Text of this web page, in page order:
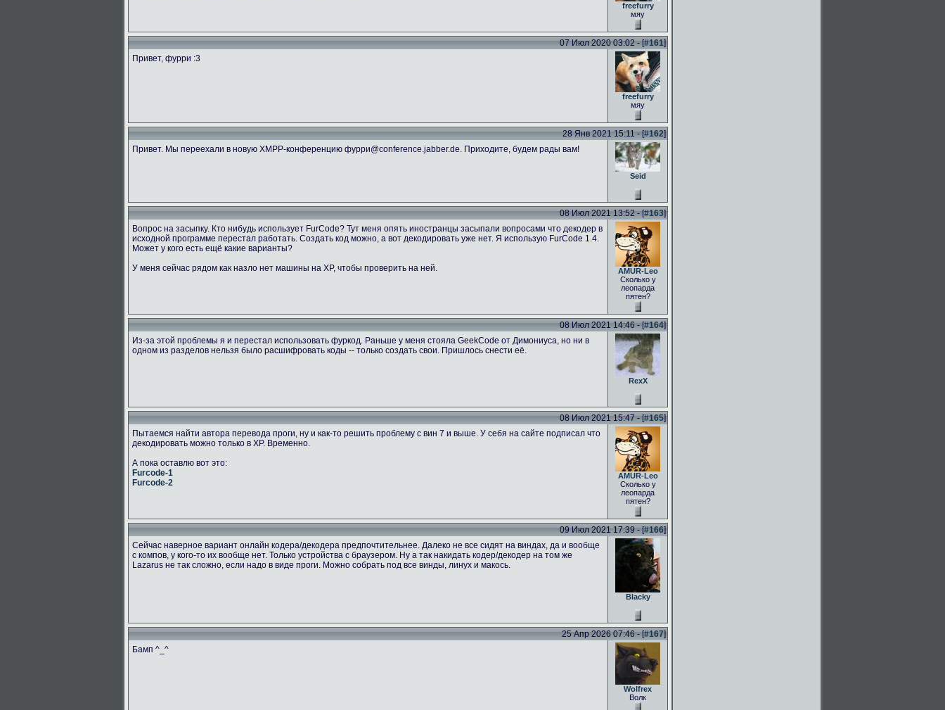
freefurry
мяу
07 Июл 2020 03:02 - [#161]
Привет, фурри :3
freefurry
мяу
28 Янв 2021 15:11 - [#162]
Привет. Мы переехали в новую XMPP-конференцию фурри@conference.jabber.de. Приходите, будем рады вам!
Seid
08 Июл 2021 13:52 - [#163]
Вопрос на засыпку. Кто нибудь использует FurCode? Тут меня опять иностранцы засыпали вопросами что декодер в
исходной программе перестал работать. Создать код можно, а вот декодировать уже нет. Я использую FurCode 1.4.
Может у кого есть ещё какие варианты?
У меня сейчас рядом как назло нет машины на ХР, чтобы проверить на ней.
AMUR-Leo
Сколько у
леопарда
пятен?
08 Июл 2021 14:46 - [#164]
Из-за этой проблемы я и перестал использовать фуркод. Раньше у меня стояла GeekCode от Димониуса, но ни в
одном из разделов нельзя было расшифровать коды -- только создать свои. Пришлось снести её.
RexX
08 Июл 2021 15:47 - [#165]
Пытаемся найти автора перевода проги, ну и как-то решить проблему с вин 7 и выше. У себя на сайте подписал что
декодировать можно только в ХР. Временно.
А пока оставлю вот это:
Furcode-1
Furcode-2
AMUR-Leo
Сколько у
леопарда
пятен?
09 Июл 2021 17:39 - [#166]
Сейчас наверное вариант онлайн кодера/декодера предпочтительнее. Далеко не все сидят на виндах, да и вообще
с компов, у кого-то их вообще нет. Только устройства с браузером. Ну а так накидать кодер/декодер на том же
Lazarus не так сложно, если надо в виде проги. Можно собрать под все винды, линух и макось.
Blacky
25 Апр 2026 07:46 - [#167]
Бамп ^_^
Wolfrex
Волк